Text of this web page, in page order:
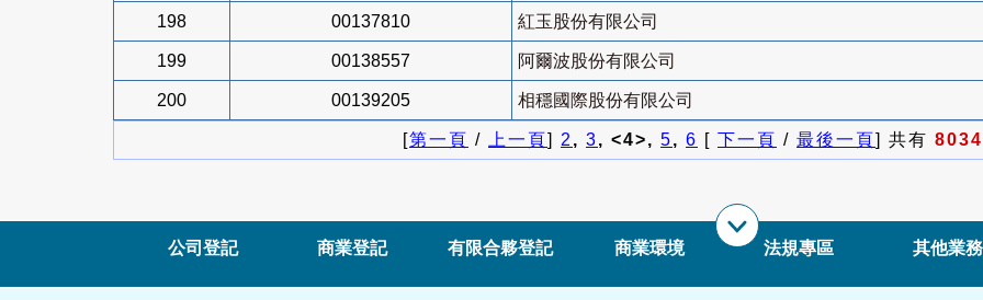
198 00137810 紅玉股份有限公司
199 00138557 阿爾波股份有限公司
200 00139205 相穩國際股份有限公司
[第一頁 / 上一頁] 2, 3, <4>, 5, 6 [ 下一頁 / 最後一頁] 共有 8034
公司登記 商業登記 有限合夥登記 商業環境 法規專區 其他業務